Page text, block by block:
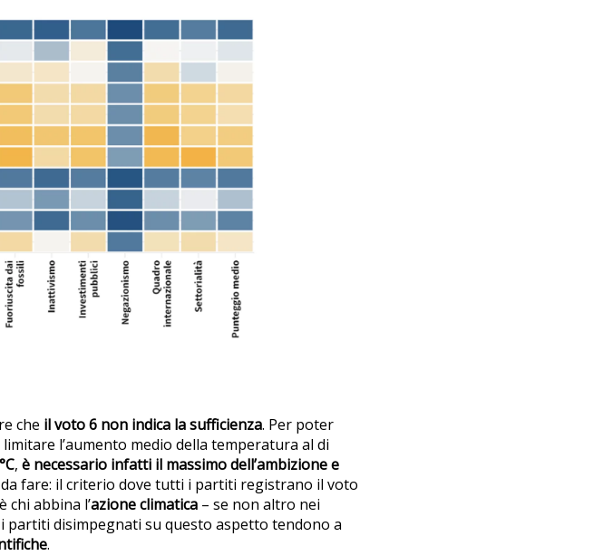
che il voto 6 non indica la sufficienza. Per poter
limitare l’aumento medio della temperatura al di
, è necessario infatti il massimo dell’ambizione e
da fare: il criterio dove tutti i partiti registrano il voto
chi abbina l’azione climatica – se non altro nei
i partiti disimpegnati su questo aspetto tendono a
.